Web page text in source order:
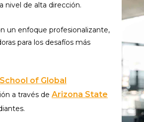
nivel de alta dirección.
un enfoque profesionalizante,
para los desafíos más
of Global
a través de Arizona State